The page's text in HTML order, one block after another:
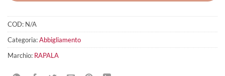
COD: N/A
Categoria:Abbigliamento
Marchio: RAPALA